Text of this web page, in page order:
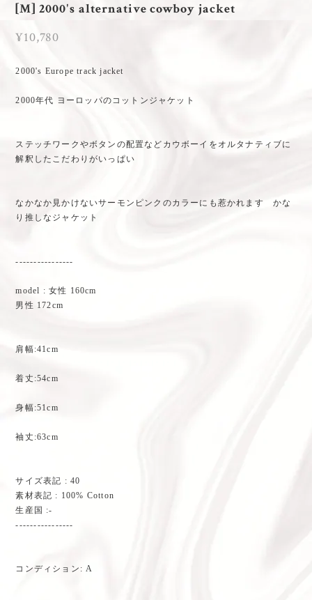
[M] 2000's alternative cowboy jacket
¥10,780
2000's Europe track jacket
2000年代 ヨーロッパのコットンジャケット
ステッチワークやボタンの配置などカウボーイをオルタナティブに
解釈したこだわりがいっぱい
なかなか見かけないサーモンピンクのカラーにも惹かれます かな
り推しなジャケット
----------------
model : 女性 160cm
男性 172cm
肩幅:41cm
着丈:54cm
身幅:51cm
袖丈:63cm
サイズ表記 : 40
素材表記 : 100% Cotton
生産国 :-
----------------
コンディション: A